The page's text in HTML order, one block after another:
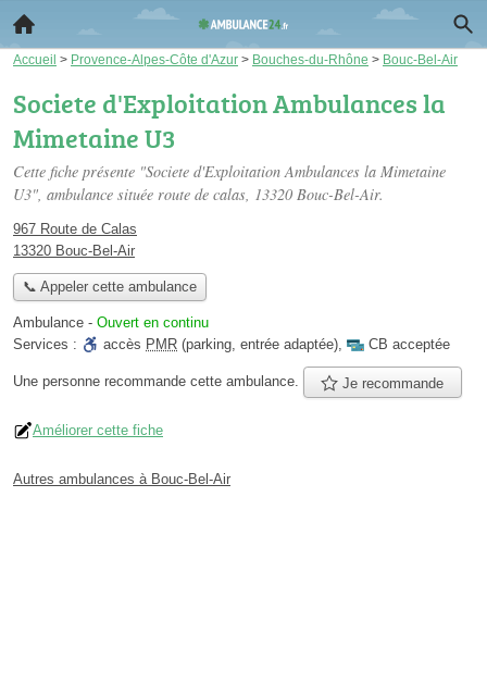
Accueil > Provence-Alpes-Côte d'Azur > Bouches-du-Rhône > Bouc-Bel-Air
Societe d'Exploitation Ambulances la
Mimetaine U3
Cette fiche présente "Societe d'Exploitation Ambulances la Mimetaine
U3", ambulance située route de calas, 13320 Bouc-Bel-Air.
967 Route de Calas
13320 Bouc-Bel-Air
📞 Appeler cette ambulance
Ambulance - Ouvert en continu
Services :
accès PMR (parking, entrée adaptée), CB acceptée
Une personne recommande cette ambulance. Je recommande
Améliorer cette fiche
Autres ambulances à Bouc-Bel-Air